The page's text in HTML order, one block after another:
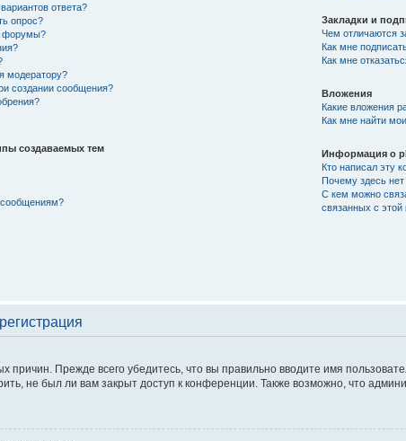
ответа?
опрос?
форумы?
модератору?
создании сообщения?
создаваемых тем
сообщениям?
Закладки и
Чем отличаются
Как мне
Как мне
Вложения
Какие вложения
Как мне найти
Информация о
Кто написал эту
Почему здесь
С кем можно
связанных с
причин. Прежде всего убедитесь, что вы правильно вводите имя
не был ли вам закрыт доступ к конференции. Также возможно, что